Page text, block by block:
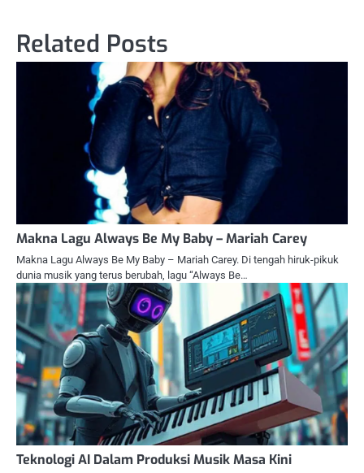
Related Posts
Makna Lagu Always Be My Baby – Mariah Carey
Makna Lagu Always Be My Baby – Mariah Carey. Di tengah hiruk-pikuk
dunia musik yang terus berubah, lagu “Always Be…
Teknologi AI Dalam Produksi Musik Masa Kini